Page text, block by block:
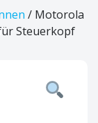
/ Motorola
Steuerkopf